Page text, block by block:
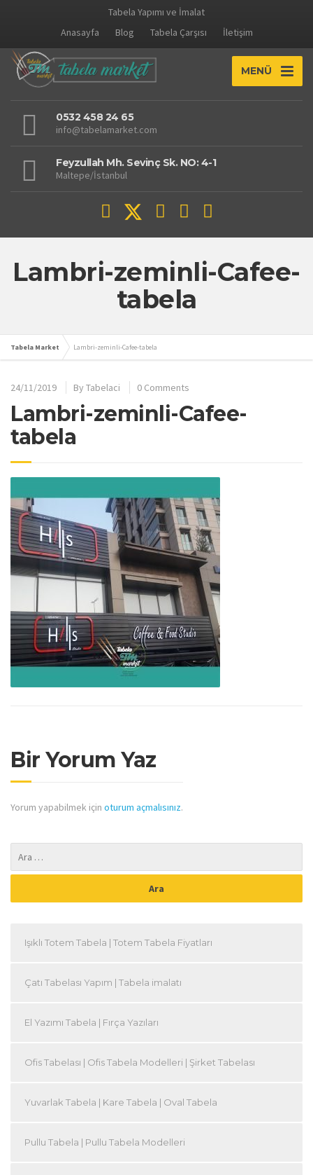
Tabela Yapımı ve İmalat
Anasayfa
Blog Tabela Çarşısı İletişim
MENÜ
0532 458 24 65
info@tabelamarket.com
Feyzullah Mh. Sevinç Sk. NO: 4-1
Maltepe/İstanbul
Lambri-zeminli-Cafee-
tabela
Tabela Market Lambri-zeminli-Cafee-tabela
24/11/2019 By Tabelaci 0 Comments
Lambri-zeminli-Cafee-
tabela
Bir Yorum Yaz
Yorum yapabilmek için oturum açmalısınız.
Işıklı Totem Tabela | Totem Tabela Fiyatları
Çatı Tabelası Yapım | Tabela imalatı
El Yazımı Tabela | Fırça Yazıları
Ofis Tabelası | Ofis Tabela Modelleri | Şirket Tabelası
Yuvarlak Tabela | Kare Tabela | Oval Tabela
Pullu Tabela | Pullu Tabela Modelleri